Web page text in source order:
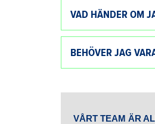
VAD HÄNDER OM
BEHÖVER JAG
VÅRT TEAM ÄR